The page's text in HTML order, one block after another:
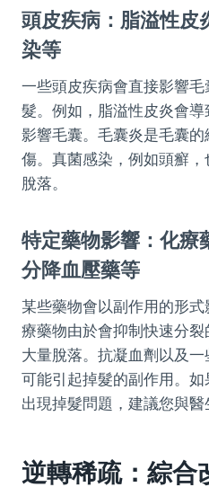
頭皮疾病：脂溢性皮
染等
一些頭皮疾病會直接影響
髮。例如，脂溢性皮炎會導
影響毛囊。毛囊炎是毛囊
傷。真菌感染，例如頭癬
脫落。
特定藥物影響：化療
分降血壓藥等
某些藥物會以副作用的形
療藥物由於會抑制快速分
大量脫落。抗凝血劑以及
可能引起掉髮的副作用。
出現掉髮問題，建議您與醫
逆轉稀疏：綜合